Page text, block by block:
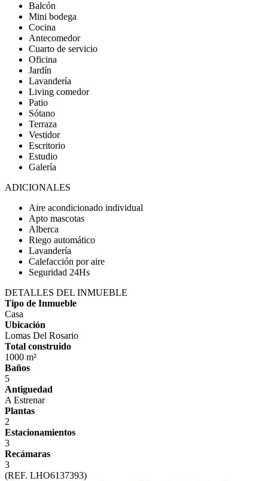
Balcón
Mini bodega
Cocina
Antecomedor
Cuarto de servicio
Oficina
Jardín
Lavandería
Living comedor
Patio
Sótano
Terraza
Vestidor
Escritorio
Estudio
Galería
ADICIONALES
Aire acondicionado individual
Apto mascotas
Alberca
Riego automático
Lavandería
Calefacción por aire
Seguridad 24Hs
DETALLES DEL INMUEBLE
Tipo de Inmueble
Casa
Ubicación
Lomas Del Rosario
Total construido
1000 m²
Baños
5
Antiguedad
A Estrenar
Plantas
2
Estacionamientos
3
Recámaras
3
(REF. LHO6137393)